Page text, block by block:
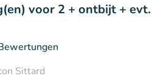
voor 2 + ontbijt + evt.
Sittard